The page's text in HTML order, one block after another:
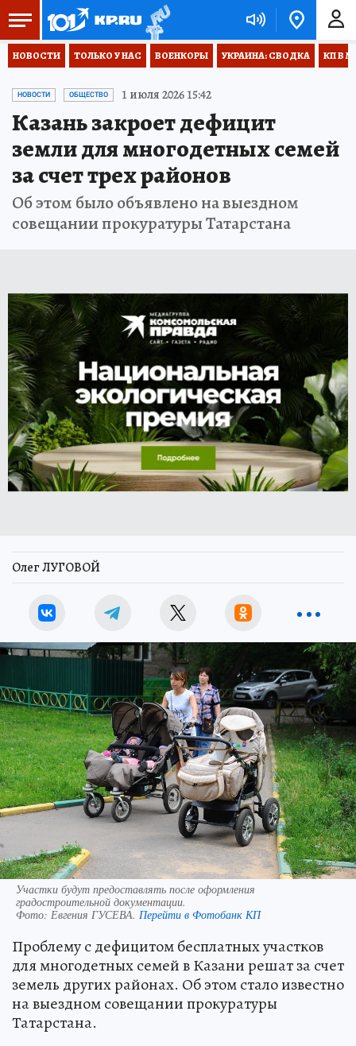
НОВОСТИ ТОЛЬКО У НАС ВОЕНКОРЫ УКРАИНА: СВОДКА КП В
НОВОСТИ ОБЩЕСТВО 1 июля 2026 15:42
Казань закроет дефицит
земли для многодетных семей
за счет трех районов
Об этом было объявлено на выездном
совещании прокуратуры Татарстана
Олег ЛУГОВОЙ
Участки будут предоставлять после оформления
градостроительной документации.
Фото: Евгения ГУСЕВА. Перейти в Фотобанк КП
Проблему с дефицитом бесплатных участков
для многодетных семей в Казани решат за счет
земель других районах. Об этом стало известно
на выездном совещании прокуратуры
Татарстана.